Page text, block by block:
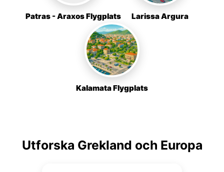
Patras - Araxos Flygplats Larissa Argura
Kalamata Flygplats
Utforska Grekland och Europa